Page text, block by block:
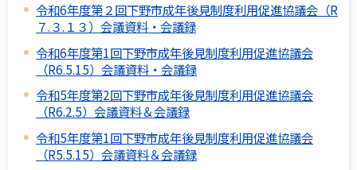
令和6年度第２回下野市成年後見制度利用促進協議会（R
７.３.１３）会議資料・会議録
令和6年度第1回下野市成年後見制度利用促進協議会
（R6.5.15）会議資料・会議録
令和5年度第2回下野市成年後見制度利用促進協議会
（R6.2.5）会議資料＆会議録
令和5年度第1回下野市成年後見制度利用促進協議会
（R5.5.15）会議資料＆会議録